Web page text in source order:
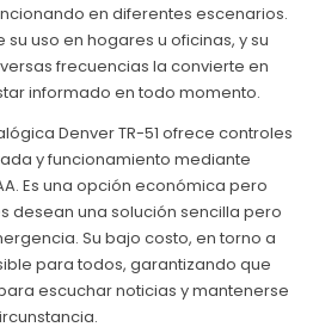
en diferentes escenarios.
uso en hogares u oficinas, y su
frecuencias la convierte en
informado en todo momento.
Denver TR-51 ofrece controles
y funcionamiento mediante
Es una opción económica pero
desean una solución sencilla pero
Su bajo costo, en torno a
para todos, garantizando que
escuchar noticias y mantenerse